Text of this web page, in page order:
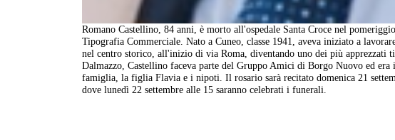
Romano Castellino, 84 anni, è morto all'ospedale Santa Croce nel
Tipografia Commerciale. Nato a Cuneo, classe 1941, aveva iniziato a
nel centro storico, all'inizio di via Roma, diventando uno dei più apprezzati
Dalmazzo, Castellino faceva parte del Gruppo Amici di Borgo Nuovo ed era
famiglia, la figlia Flavia e i nipoti. Il rosario sarà recitato domenica 21
dove lunedì 22 settembre alle 15 saranno celebrati i funerali.